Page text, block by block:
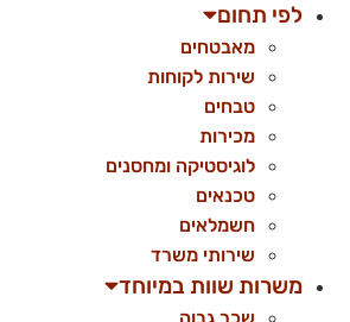
לפי תחום
מאבטחים
שירות לקוחות
טבחים
מכירות
לוגיסטיקה ומחסנים
טכנאים
חשמלאים
שירותי משרד
משרות שוות במיוחד